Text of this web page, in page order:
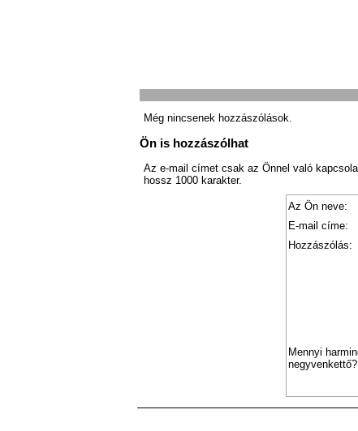
Még nincsenek hozzászólások.
Ön is hozzászólhat
Az e-mail címet csak az Önnel való
hossz 1000 karakter.
Az Ön neve:
E-mail címe:
Hozzászólás:
Mennyi
negyvenkettő?